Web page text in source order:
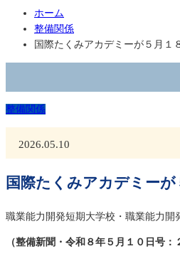
ホーム
整備関係
国際たくみアカデミーが５月１
整備関係
2026.05.10
国際たくみアカデミー
職業能力開発短期大学校・職業能力開
（整備新聞・令和８年５月１０日号：